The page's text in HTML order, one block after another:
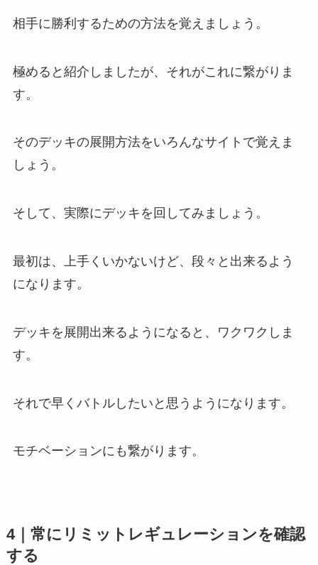
相手に勝利するための方法を覚えましょう。
極めると紹介しましたが、それがこれに繋がりま
す。
そのデッキの展開方法をいろんなサイトで覚えま
しょう。
そして、実際にデッキを回してみましょう。
最初は、上手くいかないけど、段々と出来るよう
になります。
デッキを展開出来るようになると、ワクワクしま
す。
それで早くバトルしたいと思うようになります。
モチベーションにも繋がります。
4｜常にリミットレギュレーションを確認
する